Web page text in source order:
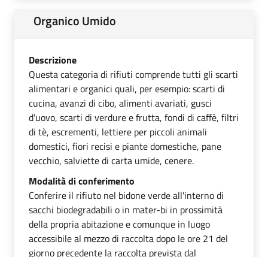
Organico Umido
Descrizione
Questa categoria di rifiuti comprende tutti gli scarti
alimentari e organici quali, per esempio: scarti di
cucina, avanzi di cibo, alimenti avariati, gusci
d'uovo, scarti di verdure e frutta, fondi di caffè, filtri
di tè, escrementi, lettiere per piccoli animali
domestici, fiori recisi e piante domestiche, pane
vecchio, salviette di carta umide, cenere.
Modalità di conferimento
Conferire il rifiuto nel bidone verde all'interno di
sacchi biodegradabili o in mater-bi in prossimità
della propria abitazione e comunque in luogo
accessibile al mezzo di raccolta dopo le ore 21 del
giorno precedente la raccolta prevista dal